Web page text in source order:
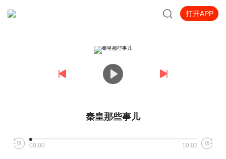
打开APP
秦皇那些事儿
00:00 10:02